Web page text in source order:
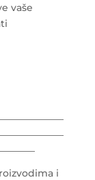
vaše
i